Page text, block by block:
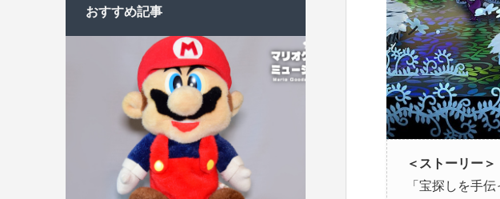
＜ストーリー＞
「宝探しを手
おすすめ記事